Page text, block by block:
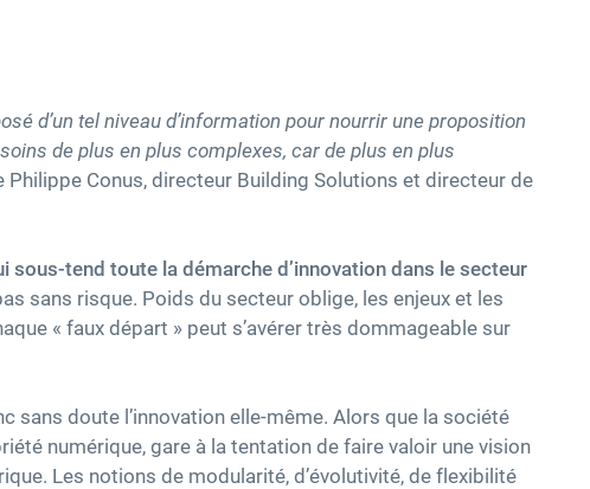
d’un tel niveau d’information pour nourrir une proposition
de plus en plus complexes, car de plus en plus
Philippe Conus, directeur Building Solutions et directeur de
tend toute la démarche d’innovation dans le secteur
sans risque. Poids du secteur oblige, les enjeux et les
« faux départ » peut s’avérer très dommageable sur
sans doute l’innovation elle-même. Alors que la société
numérique, gare à la tentation de faire valoir une vision
Les notions de modularité, d’évolutivité, de flexibilité